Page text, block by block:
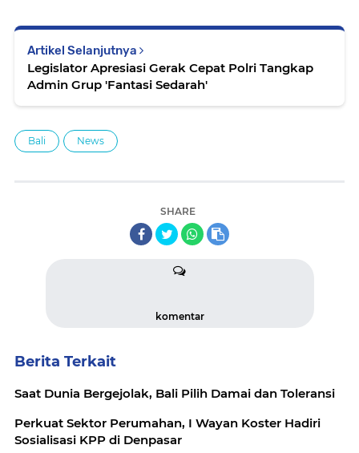
Artikel Selanjutnya
Legislator Apresiasi Gerak Cepat Polri Tangkap
Admin Grup 'Fantasi Sedarah'
Bali News
SHARE
komentar
Berita Terkait
Saat Dunia Bergejolak, Bali Pilih Damai dan Toleransi
Perkuat Sektor Perumahan, I Wayan Koster Hadiri
Sosialisasi KPP di Denpasar